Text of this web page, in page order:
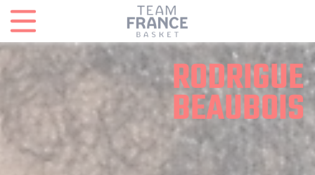
RODRIGUE
BEAUBOIS
Panneau de gestion des cookies